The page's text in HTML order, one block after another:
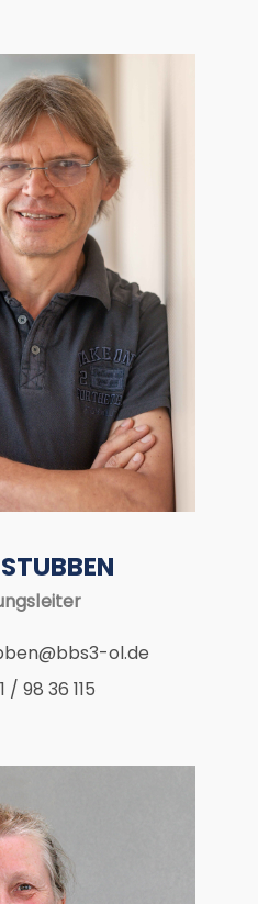
ol.de
/ 98 36 115